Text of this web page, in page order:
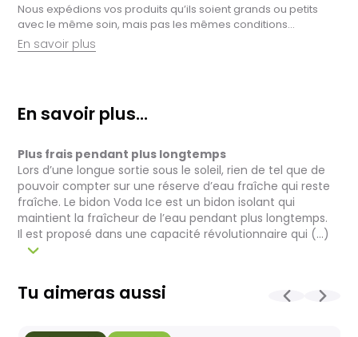
Nous expédions vos produits qu’ils soient grands ou petits
avec le même soin, mais pas les mêmes conditions…
En savoir plus
achats à domicile, mais il est encore plus gratifiant de vous
accueillir en magasin. Commandez en ligne et récupérez vos
Pensez à préciser le lieu de retrait lors de votre commande,
et nous vous informerons dès que vos articles seront prêts à
être récupérés.
Livraison de vélos complets :
Après des réglages minutieux effectués par nos techniciens,
votre vélo est soigneusement emballé dans un carton conçu
pour faciliter sa réception.
contrôle et l'expédition est en moyenne d’une à deux
semaines. Pour les vélos sur commande, celui-ci est allongé
La livraison est assurée par Geodis, directement à votre
En savoir plus...
Plus frais pendant plus longtemps
Lors d’une longue sortie sous le soleil, rien de tel que de
pouvoir compter sur une réserve d’eau fraîche qui reste
fraîche. Le bidon Voda Ice est un bidon isolant qui
maintient la fraîcheur de l’eau pendant plus longtemps.
Il est proposé dans une capacité révolutionnaire qui (...)
Tu aimeras aussi